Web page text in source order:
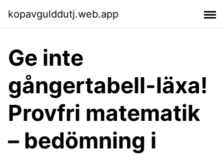
kopavgulddutj.web.app
Ge inte
gångertabell-läxa!
Provfri matematik
– bedömning i